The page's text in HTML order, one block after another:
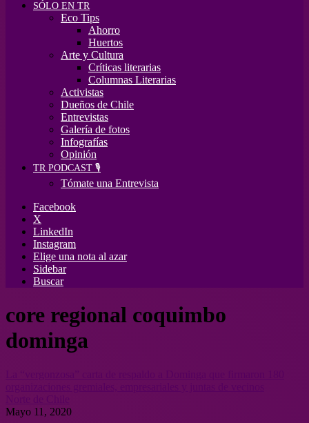
SÓLO EN TR
Eco Tips
Ahorro
Huertos
Arte y Cultura
Críticas literarias
Columnas Literarias
Activistas
Dueños de Chile
Entrevistas
Galería de fotos
Infografías
Opinión
TR PODCAST 🎙️
Tómate una Entrevista
Facebook
X
LinkedIn
Instagram
Elige una nota al azar
Sidebar
Buscar
core regional coquimbo
dominga
Mayo 11, 2020